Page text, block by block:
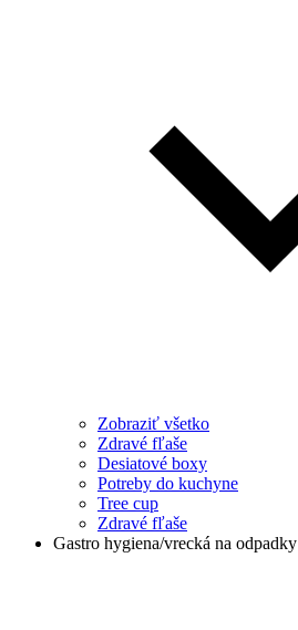
Zobraziť všetko
Zdravé fľaše
Desiatové boxy
Potreby do kuchyne
Tree cup
Zdravé fľaše
Gastro hygiena/vrecká na odpadky